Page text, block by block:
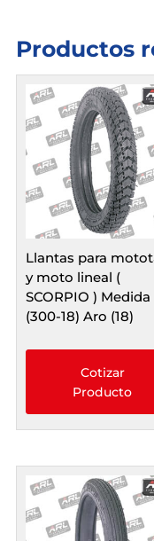
Productos
Llantas para
y moto lineal (
SCORPIO ) Medida
(300-18) Aro (18)
Cotizar
Producto